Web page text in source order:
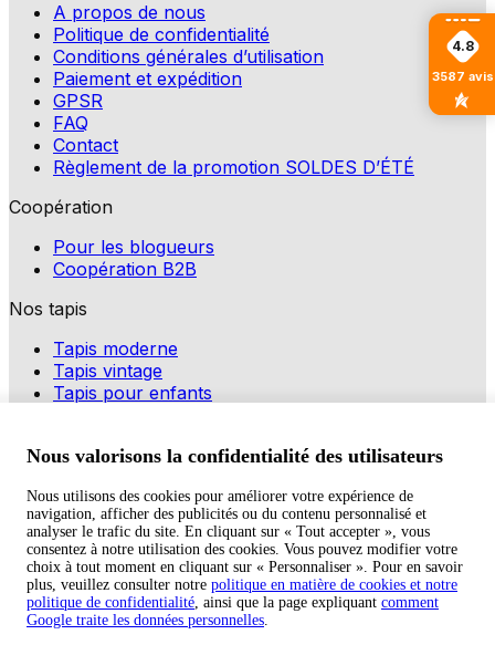
A propos de nous
Politique de confidentialité
Conditions générales d’utilisation
Paiement et expédition
GPSR
FAQ
Contact
Règlement de la promotion SOLDES D’ÉTÉ
Coopération
Pour les blogueurs
Coopération B2B
Nos tapis
Tapis moderne
Tapis vintage
Tapis pour enfants
Copyright © 2026 TAPISO
4.8
3587 avis
Nous valorisons la confidentialité des utilisateurs
Nous utilisons des cookies pour améliorer votre expérience de
navigation, afficher des publicités ou du contenu personnalisé et
analyser le trafic du site. En cliquant sur « Tout accepter », vous
consentez à notre utilisation des cookies. Vous pouvez modifier votre
choix à tout moment en cliquant sur « Personnaliser ». Pour en savoir
plus, veuillez consulter notre politique en matière de cookies et notre
politique de confidentialité, ainsi que la page expliquant comment
Google traite les données personnelles.
Panier